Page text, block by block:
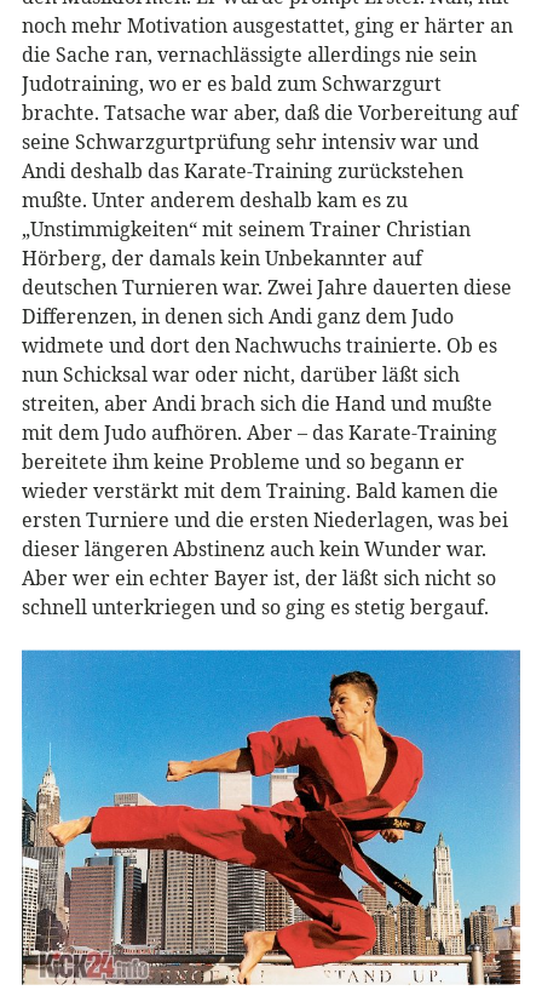
noch mehr Motivation ausgestattet, ging er härter an
die Sache ran, vernachlässigte allerdings nie sein
Judotraining, wo er es bald zum Schwarzgurt
brachte. Tatsache war aber, daß die Vorbereitung auf
seine Schwarzgurtprüfung sehr intensiv war und
Andi deshalb das Karate-Training zurückstehen
mußte. Unter anderem deshalb kam es zu
„Unstimmigkeiten“ mit seinem Trainer Christian
Hörberg, der damals kein Unbekannter auf
deutschen Turnieren war. Zwei Jahre dauerten diese
Differenzen, in denen sich Andi ganz dem Judo
widmete und dort den Nachwuchs trainierte. Ob es
nun Schicksal war oder nicht, darüber läßt sich
streiten, aber Andi brach sich die Hand und mußte
mit dem Judo aufhören. Aber – das Karate-Training
bereitete ihm keine Probleme und so begann er
wieder verstärkt mit dem Training. Bald kamen die
ersten Turniere und die ersten Niederlagen, was bei
dieser längeren Abstinenz auch kein Wunder war.
Aber wer ein echter Bayer ist, der läßt sich nicht so
schnell unterkriegen und so ging es stetig bergauf.